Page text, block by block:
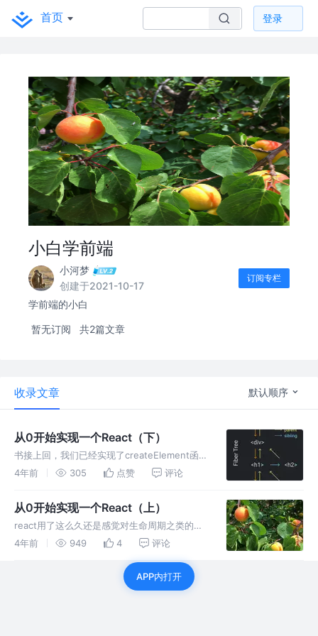
首页 登录
小白学前端
小河梦
创建于2021-10-17
订阅专栏
学前端的小白
暂无订阅 共2篇文章
收录文章 默认顺序
从0开始实现一个React（下）
书接上回，我们已经实现了createElement函
数、render函数和Fibers，接下来就要开始处
但在这之前！不知道你有没有注意到一个问
4年前 305 点赞 评论
从0开始实现一个React（上）
react用了这么久还是感觉对生命周期之类的概
念理解得很模糊，最近看到一篇教你构建一个
特别棒，在此翻译记录一下。 这篇文章的主要
4年前 949 4 评论
APP内打开